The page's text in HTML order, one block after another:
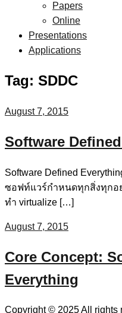
Papers
Online
Presentations
Applications
Tag: SDDC
August 7, 2015
Software
Software Defined
ซอฟท์แวร์กำหนดทุกสิ่งทุกอ
ทำ virtualize […]
August 7, 2015
Core Concept:
Everything
Copyright © 2025 All rights